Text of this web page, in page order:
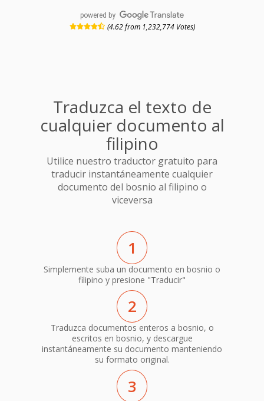
powered by
(4.62 from 1,232,774 Votes)
Traduzca el texto de
cualquier documento al
filipino
Utilice nuestro traductor gratuito para
traducir instantáneamente cualquier
documento del bosnio al filipino o
viceversa
1
Simplemente suba un documento en bosnio o
filipino y presione "Traducir"
2
Traduzca documentos enteros a bosnio, o
escritos en bosnio, y descargue
instantáneamente su documento manteniendo
su formato original.
3